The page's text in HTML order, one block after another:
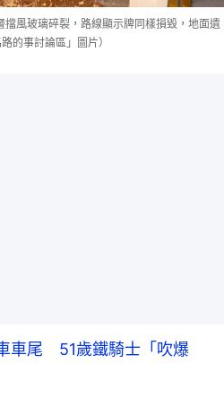
風玻璃碎裂，路線顯示牌同樣損毀，地面遺
的事討論區」圖片）
車尾 51歲鐵騎士「吹爆